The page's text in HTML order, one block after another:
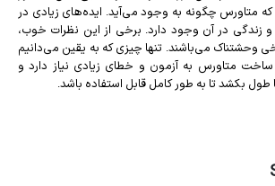
متاورس چگونه به وجود می‌آید. ایده‌های زیادی در
زندگی در آن وجود دارد. برخی از این نظرات خوب،
وحشتناک می‌باشند. تنها چیزی که به یقین می‌دانیم
متاورس به آزمون و خطای زیادی نیاز دارد و
طول بکشد تا به طور کامل قابل استفاده باشد.